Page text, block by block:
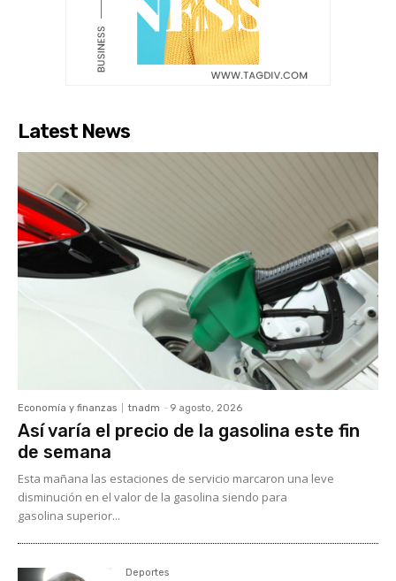
Latest News
Economía y finanzas tnadm - 9 agosto, 2026
Así varía el precio de la gasolina este fin
de semana
Esta mañana las estaciones de servicio marcaron una leve
disminución en el valor de la gasolina siendo para
gasolina superior...
Deportes